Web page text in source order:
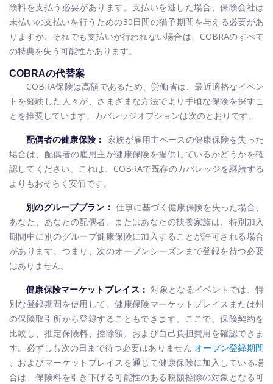
険料を支払う必要があります。支払いを逃した場合、保険会社は
未払いの支払いを行うための30日間の猶予期間を与える必要があ
りますが、それでも支払いが行われない場合は、COBRAのすべて
の特典を失う可能性があります。
COBRAの代替案
COBRA保険は高額であるため、労働省は、最近適格なイベン
トを経験した人々が、さまざまな方法でより手頃な保険を探すこ
とを推奨しています。カバレッジオプションは次のとおりです。
配偶者の健康保険： 家族が雇用主ベースの健康保険を失った
場合は、配偶者の雇用主が健康保険を提供しているかどうかを確
認してください。これは、COBRAで既存のカバレッジを継続する
よりもおそらく安価です。
別のグループプラン： 仕事に基づく健康保険を失った場合、
あなた、あなたの配偶者、またはあなたの扶養家族は、特別加入
期間中に別のグループ健康保険に加入することが許可される場合
があります。つまり、次のオープンシーズンまで登録を待つ必要
はありません。
健康保険マーケットプレイス： 対象となるイベントでは、特
別な登録期間を使用して、健康保険マーケットプレイスまたは州
の保険取引所から登録することもできます。ここで、保険契約を
比較し、推定保険料、控除額、および自己負担費用を確認できま
す。必ずしも次の日まで待つ必要はありません オープン登録期間
、およびマーケットプレイスを通じて健康保険に加入している場
合は、保険料を引き下げる可能性のある税額控除の対象となる可